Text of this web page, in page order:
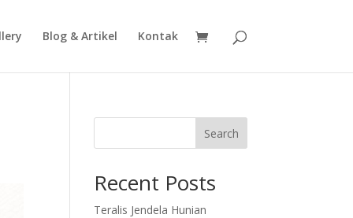
Blog & Artikel Kontak
Search
Recent Posts
Teralis Jendela Hunian